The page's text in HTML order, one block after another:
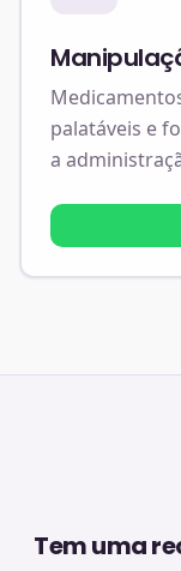
palatáveis e
a
Tem uma